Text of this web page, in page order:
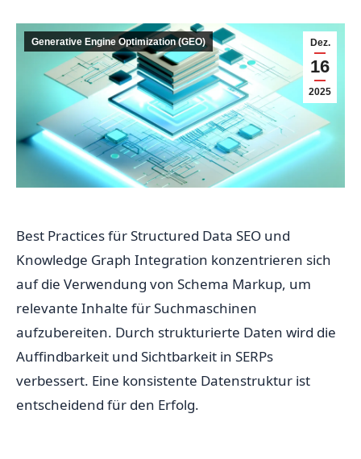
Dez.
16
2025
Generative Engine Optimization (GEO)
Best Practices für Structured Data SEO und
Knowledge Graph Integration konzentrieren sich
auf die Verwendung von Schema Markup, um
relevante Inhalte für Suchmaschinen
aufzubereiten. Durch strukturierte Daten wird die
Auffindbarkeit und Sichtbarkeit in SERPs
verbessert. Eine konsistente Datenstruktur ist
entscheidend für den Erfolg.